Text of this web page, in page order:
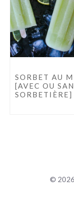
SORBET AU
[AVEC OU
SORBETIÈRE]
©